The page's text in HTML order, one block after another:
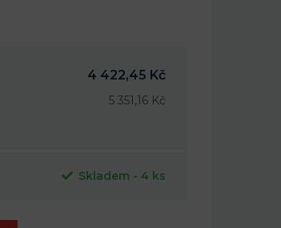
4 422,45 Kč
5 351,16 Kč
Skladem - 4 ks